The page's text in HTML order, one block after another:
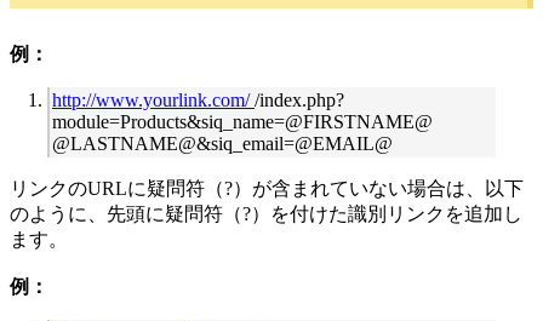
例：
http://www.yourlink.com//index.php?
module=Products&siq_name=@FIRSTNAME@
@LASTNAME@&siq_email=@EMAIL@
リンクのURLに疑問符（?）が含まれていない場合は、以下
のように、先頭に疑問符（?）を付けた識別リンクを追加し
ます。
例：